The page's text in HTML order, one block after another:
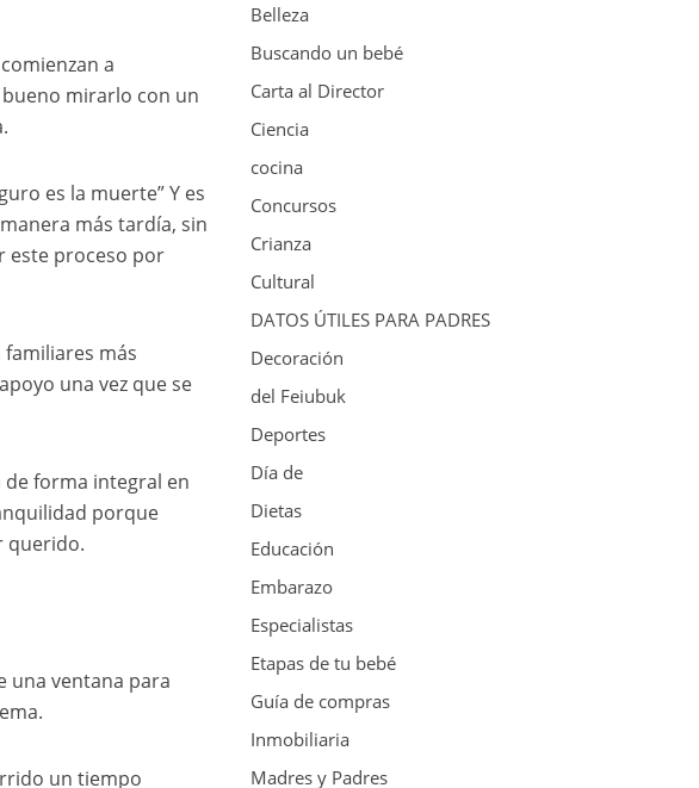
a
mirarlo con un
es la muerte” Y es
más tardía, sin
este proceso por
más
una vez que se
de forma integral en
porque
querido.
una ventana para
un tiempo
Belleza
Buscando un bebé
Carta al Director
Ciencia
cocina
Concursos
Crianza
Cultural
DATOS ÚTILES PARA PADRES
Decoración
del Feiubuk
Deportes
Día de
Dietas
Educación
Embarazo
Especialistas
Etapas de tu bebé
Guía de compras
Inmobiliaria
Madres y Padres